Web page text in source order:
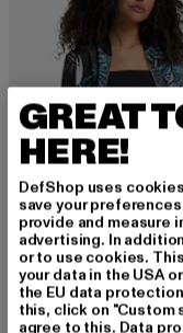
CLOUD5IVE
Tropical Print
GREAT
HERE!
DefShop uses
save your
provide and measure
advertising. In
or to use cookies.
your data in the USA
the EU data
this, click on "Custom
agree to this. Data